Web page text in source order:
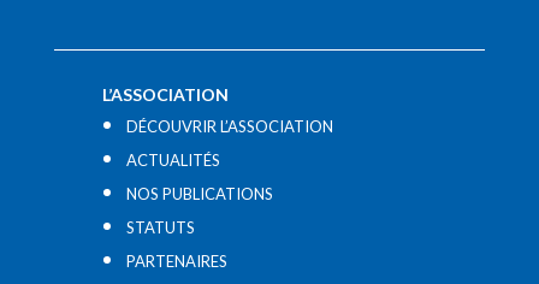
L’ASSOCIATION
DÉCOUVRIR L’ASSOCIATION
ACTUALITÉS
NOS PUBLICATIONS
STATUTS
PARTENAIRES